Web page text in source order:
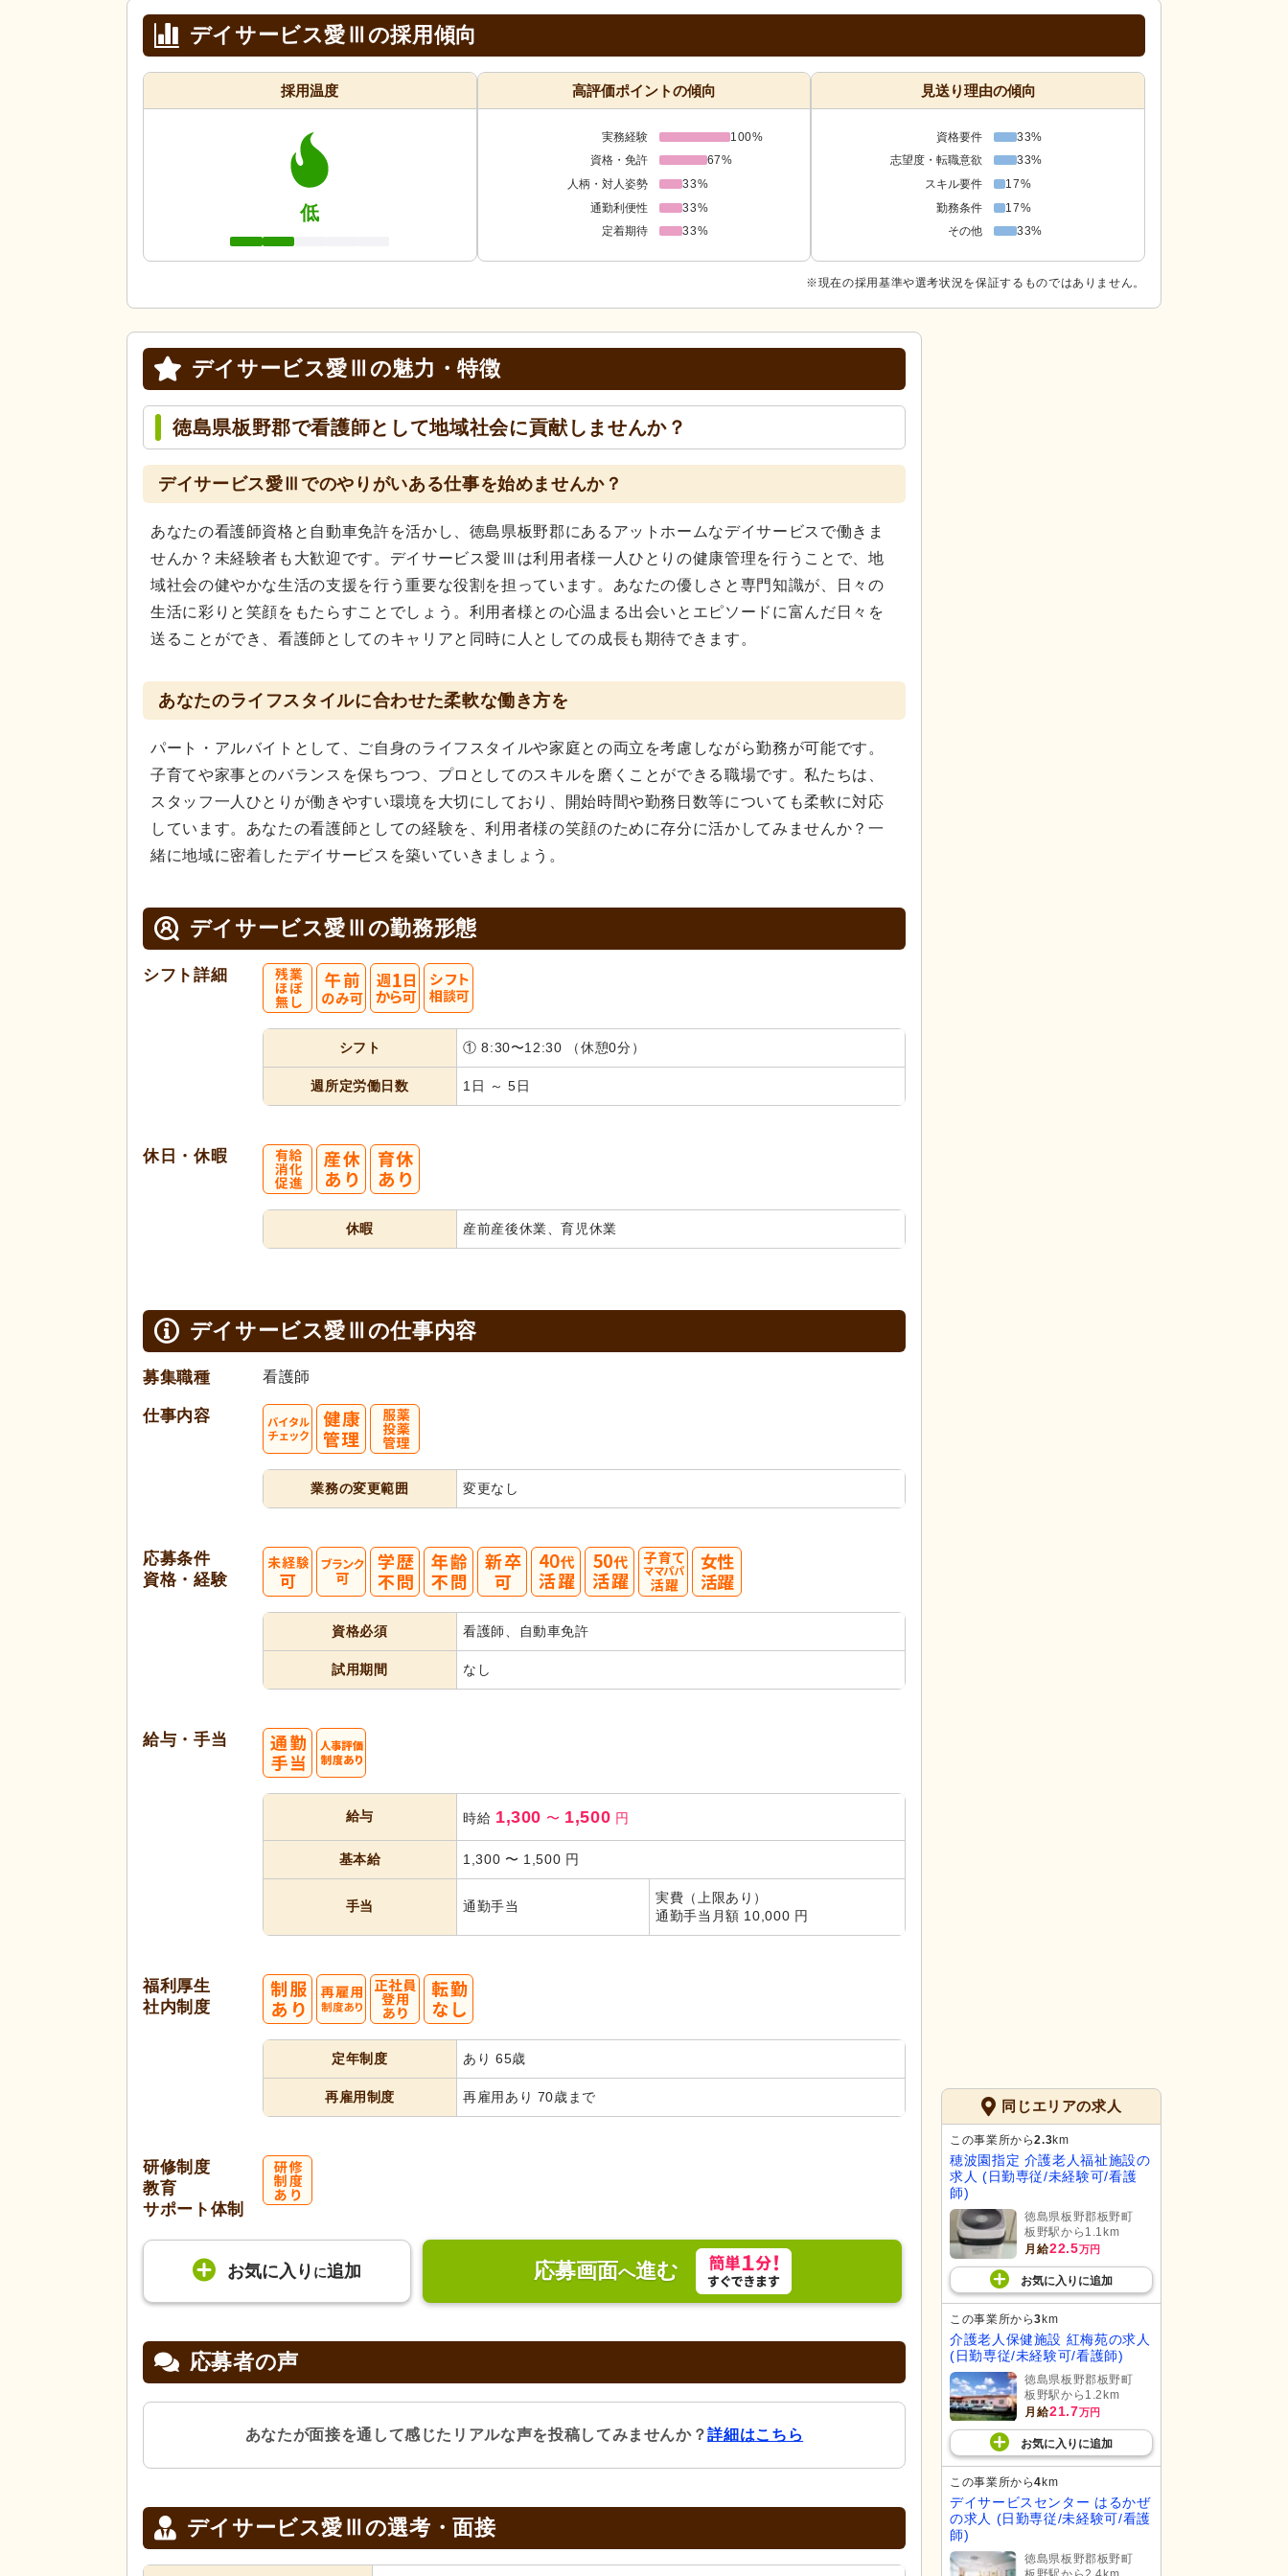
デイサービス愛Ⅲの採用傾向
採用温度
低
高評価ポイントの傾向
実務経験
100%
資格・免許
67%
人柄・対人姿勢
33%
通勤利便性
33%
定着期待
33%
見送り理由の傾向
資格要件
33%
志望度・転職意欲
33%
スキル要件
17%
勤務条件
17%
その他
33%
※現在の採用基準や選考状況を保証するものではありません。
デイサービス愛Ⅲの魅力・特徴
徳島県板野郡で看護師として地域社会に貢献しませんか？
デイサービス愛Ⅲでのやりがいある仕事を始めませんか？
あなたの看護師資格と自動車免許を活かし、徳島県板野郡にあるアットホームなデイサービスで働きま
せんか？未経験者も大歓迎です。デイサービス愛Ⅲは利用者様一人ひとりの健康管理を行うことで、地
域社会の健やかな生活の支援を行う重要な役割を担っています。あなたの優しさと専門知識が、日々の
生活に彩りと笑顔をもたらすことでしょう。利用者様との心温まる出会いとエピソードに富んだ日々を
送ることができ、看護師としてのキャリアと同時に人としての成長も期待できます。
あなたのライフスタイルに合わせた柔軟な働き方を
パート・アルバイトとして、ご自身のライフスタイルや家庭との両立を考慮しながら勤務が可能です。
子育てや家事とのバランスを保ちつつ、プロとしてのスキルを磨くことができる職場です。私たちは、
スタッフ一人ひとりが働きやすい環境を大切にしており、開始時間や勤務日数等についても柔軟に対応
しています。あなたの看護師としての経験を、利用者様の笑顔のために存分に活かしてみませんか？一
緒に地域に密着したデイサービスを築いていきましょう。
デイサービス愛Ⅲの勤務形態
シフト詳細
シフト ① 8:30〜12:30 （休憩0分）
週所定労働日数 1日 ～ 5日
休日・休暇
休暇 産前産後休業、育児休業
デイサービス愛Ⅲの仕事内容
募集職種 看護師
仕事内容
業務の変更範囲 変更なし
応募条件
資格・経験
資格必須 看護師、自動車免許
試用期間 なし
給与・手当
給与 時給 1,300 〜 1,500 円
基本給 1,300 〜 1,500 円
手当 通勤手当
実費（上限あり）
通勤手当月額 10,000 円
福利厚生
社内制度
定年制度 あり 65歳
再雇用制度 再雇用あり 70歳まで
研修制度
教育
サポート体制
お気に入り に追加 応募画面へ進む
応募者の声
あなたが面接を通して感じたリアルな声を投稿してみませんか？詳細はこちら
デイサービス愛Ⅲの選考・面接
同じエリアの求人
この事業所から2.3km
穂波園指定 介護老人福祉施設の
求人 (日勤専従/未経験可/看護
師)
徳島県板野郡板野町
板野駅から1.1km
月給22.5万円
お気に入り に追加
この事業所から3 km
介護老人保健施設 紅梅苑の求人
(日勤専従/未経験可/看護師)
徳島県板野郡板野町
板野駅から1.2km
月給21.7万円
お気に入り に追加
この事業所から4km
デイサービスセンター はるかぜ
の求人 (日勤専従/未経験可/看護
師)
徳島県板野郡板野町